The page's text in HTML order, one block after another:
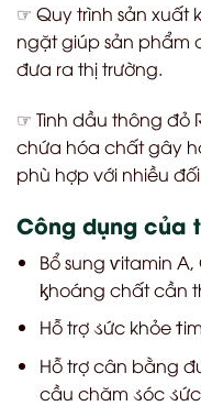
☞ Quy trình sản xuất
ngặt giúp sản phẩm
đưa ra thị trường.
☞ Tinh dầu thông đỏ
chứa hóa chất gây
phù hợp với nhiều
Công dụng của
Bổ sung ѵitamin A,
ᶄhoáng chất cần
Hỗ trợડức khỏeϯ
Hỗ trợ cân bằng
cầu chăm ડócડ